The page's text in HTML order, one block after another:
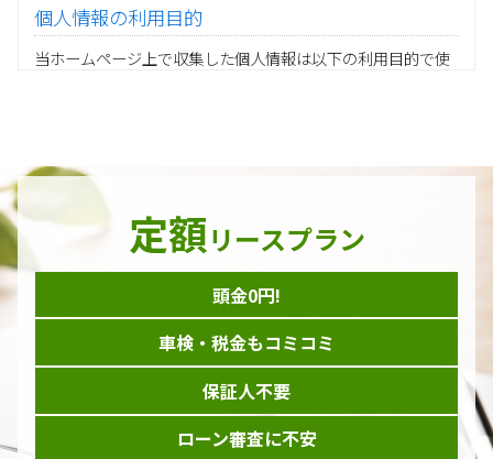
個人情報の利用目的
当ホームページ上で収集した個人情報は以下の利用目的で使
当グループの業務に従事する協力会社様担当者の識別
当グループ内で共同利用する人事関連システムの運用
ダイレクトメール等を利用したアンケート・キャンペーン
などの意見・情報の調査
当ホームページはサービスに関するお問い合わせやご質問、
資料のご請求や各サービス等のお申し込みなど、当ホームペ
ージのサービス提供過程で、氏名、連絡先、勤務先等の個人
情報を書面、電子媒体、ウェブ等を介して収集致します。
定額リースプラン
頭金0円!
車検・税金もコミコミ
保証人不要
ローン審査に不安